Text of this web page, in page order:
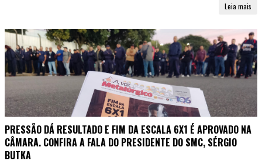
Leia mais
PRESSÃO DÁ RESULTADO E FIM DA ESCALA 6X1 É APROVADO NA
CÂMARA. CONFIRA A FALA DO PRESIDENTE DO SMC, SÉRGIO
BUTKA